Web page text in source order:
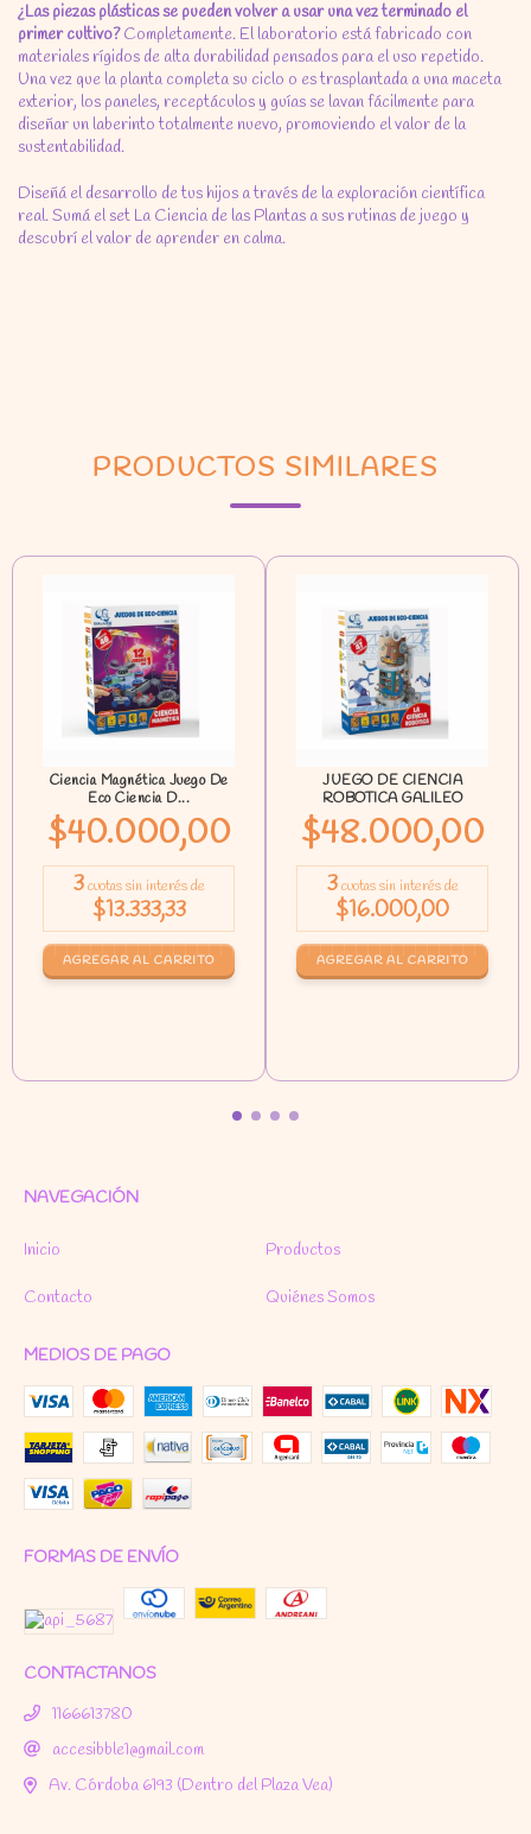
¿Las piezas plásticas se pueden volver a usar una vez terminado el
primer cultivo?Completamente. El laboratorio está fabricado con
materiales rígidos de alta durabilidad pensados para el uso repetido.
Una vez que la planta completa su ciclo o es trasplantada a una maceta
exterior, los paneles, receptáculos y guías se lavan fácilmente para
diseñar un laberinto totalmente nuevo, promoviendo el valor de la
sustentabilidad.
Diseñá el desarrollo de tus hijos a través de la exploración científica
real. Sumá el set La Ciencia de las Plantas a sus rutinas de juego y
descubrí el valor de aprender en calma.
PRODUCTOS SIMILARES
Ciencia Magnética Juego De
Eco Ciencia D...
$40.000,00
3 cuotas sin interés de
$13.333,33
JUEGO DE CIENCIA
ROBOTICA GALILEO
$48.000,00
3 cuotas sin interés de
$16.000,00
NAVEGACIÓN
Inicio Productos
Contacto Quiénes Somos
MEDIOS DE PAGO
FORMAS DE ENVÍO
CONTACTANOS
1166613780
accesibble1@gmail.com
Av. Córdoba 6193 (Dentro del Plaza Vea)